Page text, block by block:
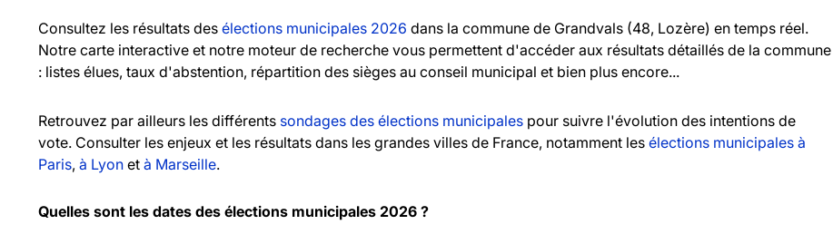
Consultez les résultats des élections municipales 2026 dans la commune de Grandvals (48, Lozère) en temps réel.
Notre carte interactive et notre moteur de recherche vous permettent d'accéder aux résultats détaillés de la commune
: listes élues, taux d'abstention, répartition des sièges au conseil municipal et bien plus encore...
Retrouvez par ailleurs les différents sondages des élections municipales pour suivre l'évolution des intentions de
vote. Consulter les enjeux et les résultats dans les grandes villes de France, notamment les élections municipales à
Paris, à Lyon et à Marseille.
Quelles sont les dates des élections municipales 2026 ?